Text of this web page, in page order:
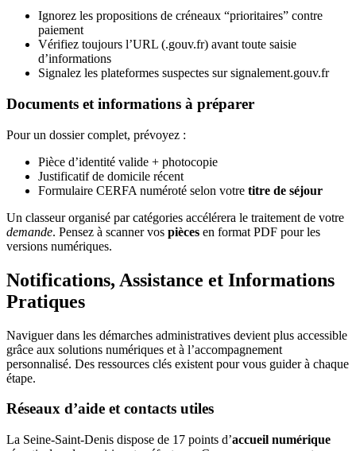
Ignorez les propositions de créneaux “prioritaires” contre
paiement
Vérifiez toujours l’URL (.gouv.fr) avant toute saisie
d’informations
Signalez les plateformes suspectes sur signalement.gouv.fr
Documents et informations à préparer
Pour un dossier complet, prévoyez :
Pièce d’identité valide + photocopie
Justificatif de domicile récent
Formulaire CERFA numéroté selon votre titre de séjour
Un classeur organisé par catégories accélérera le traitement de votre
demande. Pensez à scanner vos pièces en format PDF pour les
versions numériques.
Notifications, Assistance et Informations
Pratiques
Naviguer dans les démarches administratives devient plus accessible
grâce aux solutions numériques et à l’accompagnement
personnalisé. Des ressources clés existent pour vous guider à chaque
étape.
Réseaux d’aide et contacts utiles
La Seine-Saint-Denis dispose de 17 points d’accueil numérique